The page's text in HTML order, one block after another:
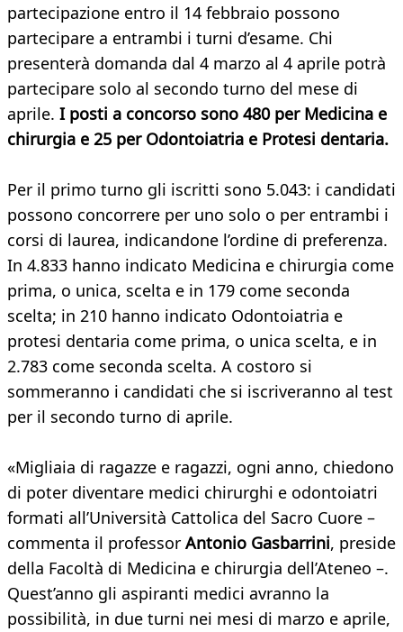
partecipazione entro il 14 febbraio possono
partecipare a entrambi i turni d’esame. Chi
presenterà domanda dal 4 marzo al 4 aprile potrà
partecipare solo al secondo turno del mese di
aprile. I posti a concorso sono 480 per Medicina e
chirurgia e 25 per Odontoiatria e Protesi dentaria.
Per il primo turno gli iscritti sono 5.043: i candidati
possono concorrere per uno solo o per entrambi i
corsi di laurea, indicandone l’ordine di preferenza.
In 4.833 hanno indicato Medicina e chirurgia come
prima, o unica, scelta e in 179 come seconda
scelta; in 210 hanno indicato Odontoiatria e
protesi dentaria come prima, o unica scelta, e in
2.783 come seconda scelta. A costoro si
sommeranno i candidati che si iscriveranno al test
per il secondo turno di aprile.
«Migliaia di ragazze e ragazzi, ogni anno, chiedono
di poter diventare medici chirurghi e odontoiatri
formati all’Università Cattolica del Sacro Cuore –
commenta il professor Antonio Gasbarrini, preside
della Facoltà di Medicina e chirurgia dell’Ateneo –.
Quest’anno gli aspiranti medici avranno la
possibilità, in due turni nei mesi di marzo e aprile,